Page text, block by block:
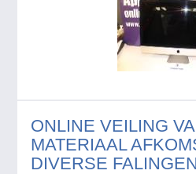
ONLINE VEILING
MATERIAAL
DIVERSE